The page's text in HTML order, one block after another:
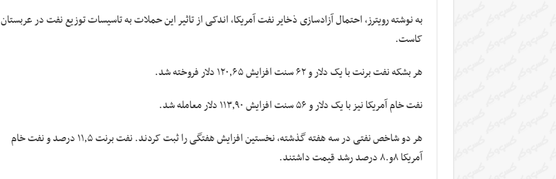
به نوشته رویترز، احتمال آزادسازی ذخایر نفتآمریکا،اندکی از تاثیر این حملات به تاسیسات توزیع نفت در عربستان
کاست.
هر بشکه نفت برنت با یک دلار و ۶۲ سنت افزایش ۱۲۰٫۶۵ دلار فروخته شد.
نفت خام آمریکا نیز با یک دلار و ۵۶ سنت افزایش ۱۱۳٫۹۰ دلار معامله شد.
هر دو شاخص نفتی در سه هفته گذشته، نخستین افزایش هفتگی را ثبت کردند. نفت برنت ۱۱٫۵ درصد و نفت خام
آمریکا ۸و.۸ درصد رشد قیمت داشتند.